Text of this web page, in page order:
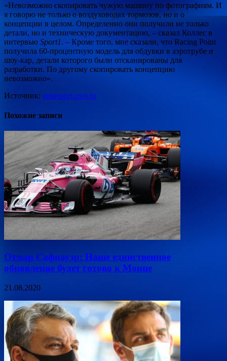
«Невозможно скопировать чужую машину по фотографиям. И
я говорю не только о воздуховодах тормозов, но и о
концепции в целом. Определенно они получили не только
детали, но и техническую документацию, – сказал Коллес в
интервью Sport1. – Кроме того, мне сказали, что Racing Point
получила 60-процентную модель для обдувки в аэротрубе и
шоу-кар, детали которого были отсканированы для
разработки. По другому скопировать концепцию
невозможно».
Источник: autosport.com.ru
Похожие записи
Отмар Сафнауэр: Наше единственное
обновление будет готово к Монце
21.08.2020